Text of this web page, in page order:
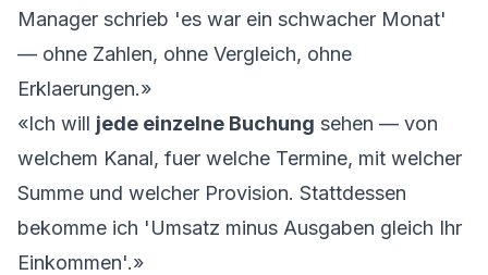
Manager schrieb 'es war ein schwacher Monat'
— ohne Zahlen, ohne Vergleich, ohne
Erklaerungen.»
«Ich will jede einzelne Buchung sehen — von
welchem Kanal, fuer welche Termine, mit welcher
Summe und welcher Provision. Stattdessen
bekomme ich 'Umsatz minus Ausgaben gleich Ihr
Einkommen'.»